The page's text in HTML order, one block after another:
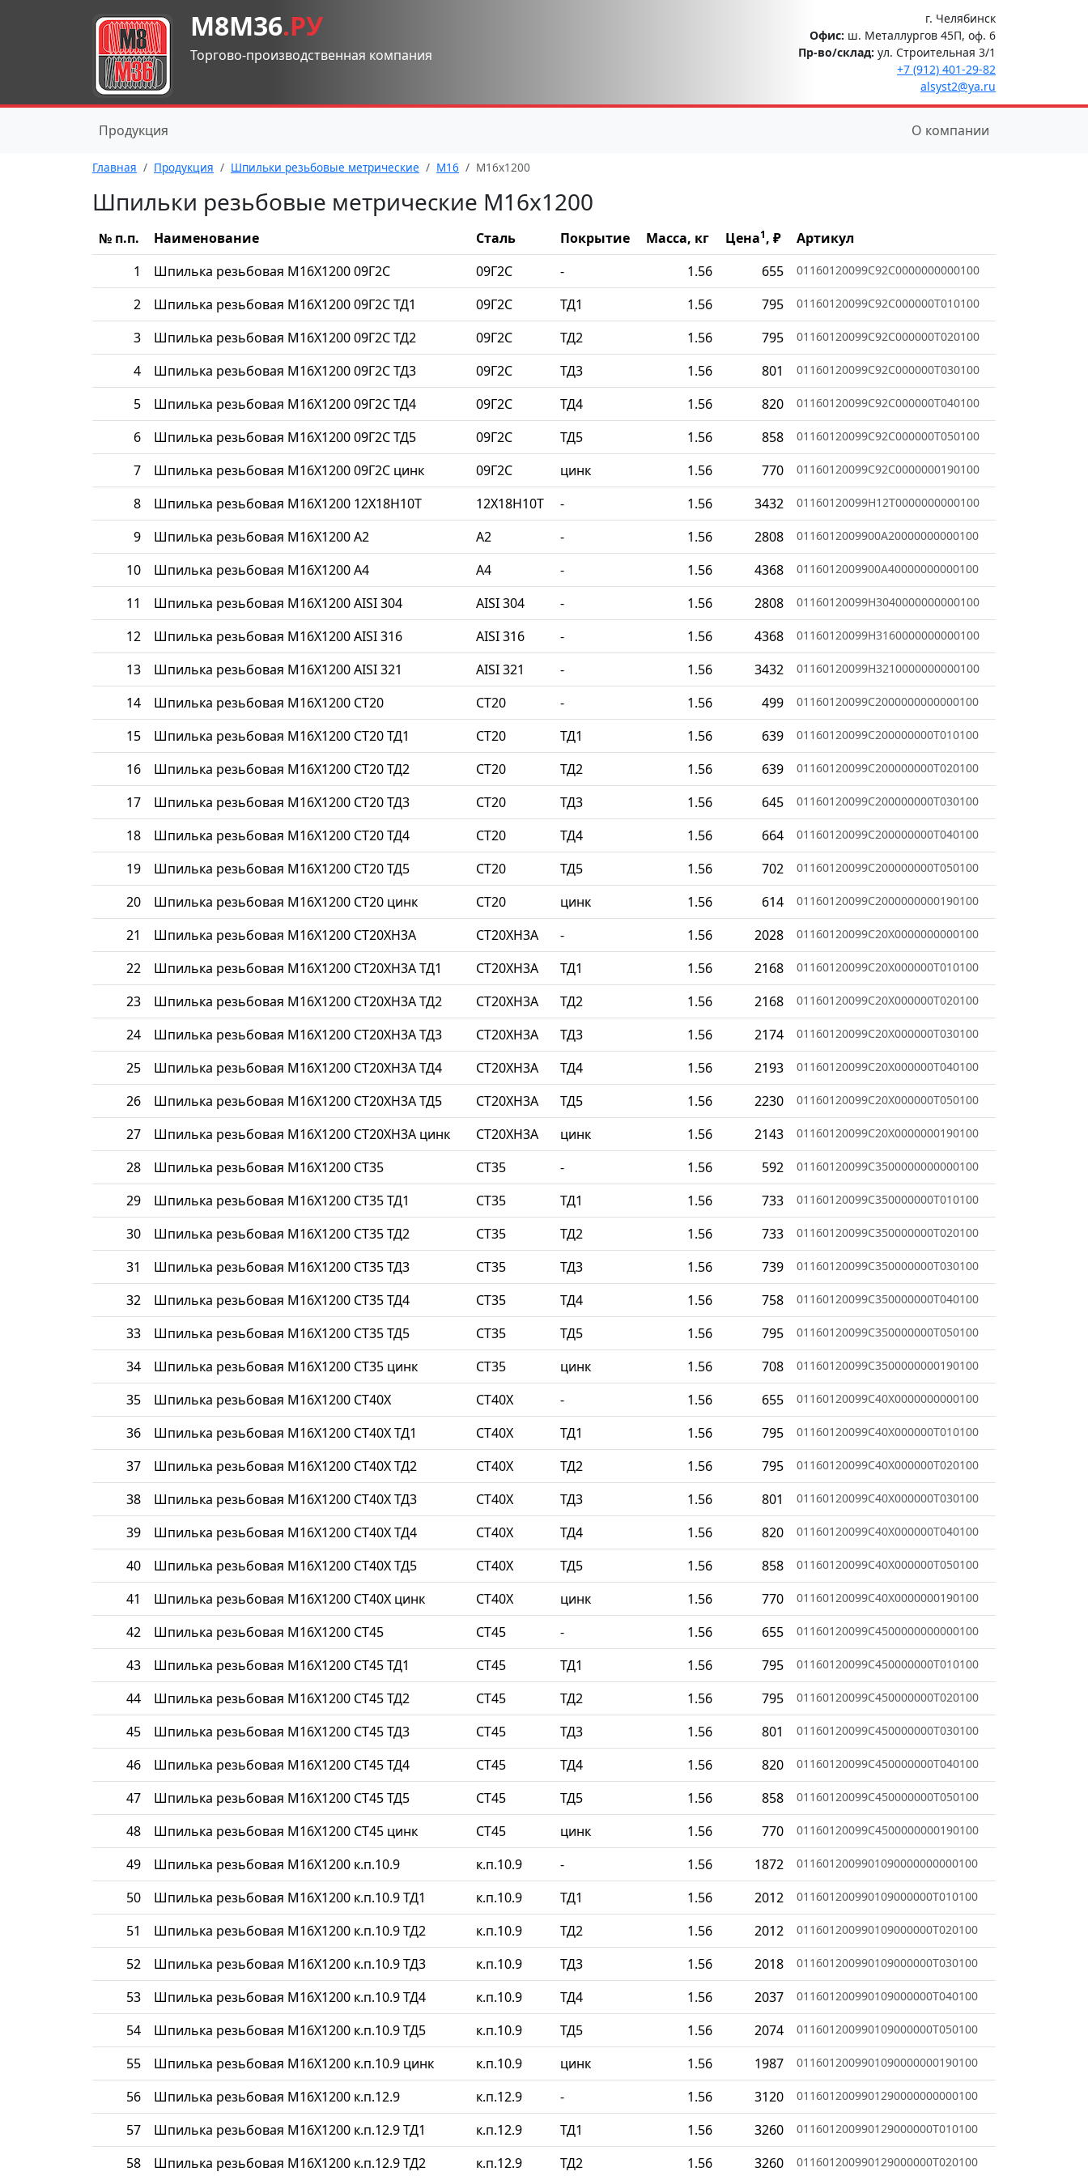
М8М36.РУ
Торгово-производственная компания
г. Челябинск
Офис: ш. Металлургов 45П, оф. 6
Пр-во/склад: ул. Строительная 3/1
+7 (912) 401-29-82
alsyst2@ya.ru
Продукция О компании
Главная Продукция Шпильки резьбовые метрические М16 М16x1200
Шпильки резьбовые метрические М16x1200
№ п.п. Наименование Сталь Покрытие Масса, кг Цена1, ₽
Артикул
1
Шпилька резьбовая М16Х1200 09Г2С 09Г2С - 1.56 655 01160120099C92C0000000000100
2 Шпилька резьбовая М16Х1200 09Г2С ТД1 09Г2С ТД1 1.56 795 01160120099C92C000000T010100
3 Шпилька резьбовая М16Х1200 09Г2С ТД2 09Г2С ТД2 1.56 795 01160120099C92C000000T020100
4 Шпилька резьбовая М16Х1200 09Г2С ТД3 09Г2С ТД3 1.56 801 01160120099C92C000000T030100
5 Шпилька резьбовая М16Х1200 09Г2С ТД4 09Г2С ТД4 1.56 820 01160120099C92C000000T040100
6 Шпилька резьбовая М16Х1200 09Г2С ТД5 09Г2С ТД5 1.56 858 01160120099C92C000000T050100
7 Шпилька резьбовая М16Х1200 09Г2С цинк 09Г2С цинк 1.56 770 01160120099C92C0000000190100
8 Шпилька резьбовая М16Х1200 12Х18Н10Т 12Х18Н10Т - 1.56 3432 01160120099H12T0000000000100
9 Шпилька резьбовая М16Х1200 A2 A2 - 1.56 2808 0116012009900A20000000000100
10 Шпилька резьбовая М16Х1200 A4 A4 - 1.56 4368 0116012009900A40000000000100
11 Шпилька резьбовая М16Х1200 AISI 304 AISI 304 - 1.56 2808 01160120099H3040000000000100
12 Шпилька резьбовая М16Х1200 AISI 316 AISI 316 - 1.56 4368 01160120099H3160000000000100
13 Шпилька резьбовая М16Х1200 AISI 321 AISI 321 - 1.56 3432 01160120099H3210000000000100
14 Шпилька резьбовая М16Х1200 СТ20 СТ20 - 1.56 499 01160120099C2000000000000100
15 Шпилька резьбовая М16Х1200 СТ20 ТД1 СТ20 ТД1 1.56 639 01160120099C200000000T010100
16 Шпилька резьбовая М16Х1200 СТ20 ТД2 СТ20 ТД2 1.56 639 01160120099C200000000T020100
17 Шпилька резьбовая М16Х1200 СТ20 ТД3 СТ20 ТД3 1.56 645 01160120099C200000000T030100
18 Шпилька резьбовая М16Х1200 СТ20 ТД4 СТ20 ТД4 1.56 664 01160120099C200000000T040100
19 Шпилька резьбовая М16Х1200 СТ20 ТД5 СТ20 ТД5 1.56 702 01160120099C200000000T050100
20 Шпилька резьбовая М16Х1200 СТ20 цинк СТ20 цинк 1.56 614 01160120099C2000000000190100
21 Шпилька резьбовая М16Х1200 СТ20ХН3А СТ20ХН3А - 1.56 2028 01160120099C20X0000000000100
22 Шпилька резьбовая М16Х1200 СТ20ХН3А ТД1 СТ20ХН3А ТД1 1.56 2168 01160120099C20X000000T010100
23 Шпилька резьбовая М16Х1200 СТ20ХН3А ТД2 СТ20ХН3А ТД2 1.56 2168 01160120099C20X000000T020100
24 Шпилька резьбовая М16Х1200 СТ20ХН3А ТД3 СТ20ХН3А ТД3 1.56 2174 01160120099C20X000000T030100
25 Шпилька резьбовая М16Х1200 СТ20ХН3А ТД4 СТ20ХН3А ТД4 1.56 2193 01160120099C20X000000T040100
26 Шпилька резьбовая М16Х1200 СТ20ХН3А ТД5 СТ20ХН3А ТД5 1.56 2230 01160120099C20X000000T050100
27 Шпилька резьбовая М16Х1200 СТ20ХН3А цинк СТ20ХН3А цинк 1.56 2143 01160120099C20X0000000190100
28 Шпилька резьбовая М16Х1200 СТ35 СТ35 - 1.56 592 01160120099C3500000000000100
29 Шпилька резьбовая М16Х1200 СТ35 ТД1 СТ35 ТД1 1.56 733 01160120099C350000000T010100
30 Шпилька резьбовая М16Х1200 СТ35 ТД2 СТ35 ТД2 1.56 733 01160120099C350000000T020100
31 Шпилька резьбовая М16Х1200 СТ35 ТД3 СТ35 ТД3 1.56 739 01160120099C350000000T030100
32 Шпилька резьбовая М16Х1200 СТ35 ТД4 СТ35 ТД4 1.56 758 01160120099C350000000T040100
33 Шпилька резьбовая М16Х1200 СТ35 ТД5 СТ35 ТД5 1.56 795 01160120099C350000000T050100
34 Шпилька резьбовая М16Х1200 СТ35 цинк СТ35 цинк 1.56 708 01160120099C3500000000190100
35 Шпилька резьбовая М16Х1200 СТ40Х СТ40Х - 1.56 655 01160120099C40X0000000000100
36 Шпилька резьбовая М16Х1200 СТ40Х ТД1 СТ40Х ТД1 1.56 795 01160120099C40X000000T010100
37 Шпилька резьбовая М16Х1200 СТ40Х ТД2 СТ40Х ТД2 1.56 795 01160120099C40X000000T020100
38 Шпилька резьбовая М16Х1200 СТ40Х ТД3 СТ40Х ТД3 1.56 801 01160120099C40X000000T030100
39 Шпилька резьбовая М16Х1200 СТ40Х ТД4 СТ40Х ТД4 1.56 820 01160120099C40X000000T040100
40 Шпилька резьбовая М16Х1200 СТ40Х ТД5 СТ40Х ТД5 1.56 858 01160120099C40X000000T050100
41 Шпилька резьбовая М16Х1200 СТ40Х цинк СТ40Х цинк 1.56 770 01160120099C40X0000000190100
42 Шпилька резьбовая М16Х1200 СТ45 СТ45 - 1.56 655 01160120099C4500000000000100
43 Шпилька резьбовая М16Х1200 СТ45 ТД1 СТ45 ТД1 1.56 795 01160120099C450000000T010100
44 Шпилька резьбовая М16Х1200 СТ45 ТД2 СТ45 ТД2 1.56 795 01160120099C450000000T020100
45 Шпилька резьбовая М16Х1200 СТ45 ТД3 СТ45 ТД3 1.56 801 01160120099C450000000T030100
46 Шпилька резьбовая М16Х1200 СТ45 ТД4 СТ45 ТД4 1.56 820 01160120099C450000000T040100
47 Шпилька резьбовая М16Х1200 СТ45 ТД5 СТ45 ТД5 1.56 858 01160120099C450000000T050100
48 Шпилька резьбовая М16Х1200 СТ45 цинк СТ45 цинк 1.56 770 01160120099C4500000000190100
49 Шпилька резьбовая М16Х1200 к.п.10.9 к.п.10.9 - 1.56 1872 0116012009901090000000000100
50 Шпилька резьбовая М16Х1200 к.п.10.9 ТД1 к.п.10.9 ТД1 1.56 2012 011601200990109000000T010100
51 Шпилька резьбовая М16Х1200 к.п.10.9 ТД2 к.п.10.9 ТД2 1.56 2012 011601200990109000000T020100
52 Шпилька резьбовая М16Х1200 к.п.10.9 ТД3 к.п.10.9 ТД3 1.56 2018 011601200990109000000T030100
53 Шпилька резьбовая М16Х1200 к.п.10.9 ТД4 к.п.10.9 ТД4 1.56 2037 011601200990109000000T040100
54 Шпилька резьбовая М16Х1200 к.п.10.9 ТД5 к.п.10.9 ТД5 1.56 2074 011601200990109000000T050100
55 Шпилька резьбовая М16Х1200 к.п.10.9 цинк к.п.10.9 цинк 1.56 1987 0116012009901090000000190100
56 Шпилька резьбовая М16Х1200 к.п.12.9 к.п.12.9 - 1.56 3120 0116012009901290000000000100
57 Шпилька резьбовая М16Х1200 к.п.12.9 ТД1 к.п.12.9 ТД1 1.56 3260 011601200990129000000T010100
58 Шпилька резьбовая М16Х1200 к.п.12.9 ТД2 к.п.12.9 ТД2 1.56 3260 011601200990129000000T020100